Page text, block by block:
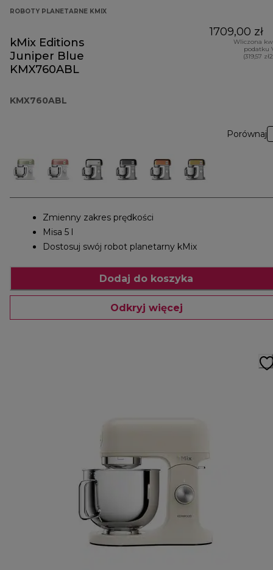
ROBOTY PLANETARNE KMIX
kMix Editions
Juniper Blue
KMX760ABL
KMX760ABL
1709,00 zł
Wliczona
podatku
(319,57
Porównaj
Zmienny zakres prędkości
Misa 5 l
Dostosuj swój robot planetarny kMix
Dodaj do koszyka
Odkryj więcej